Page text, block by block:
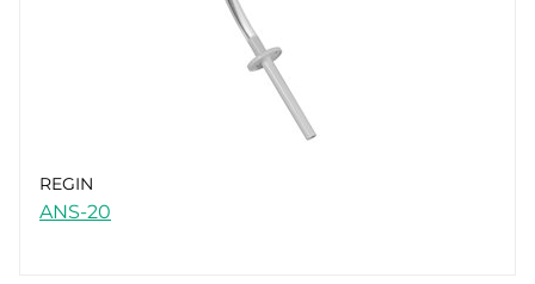
REGIN
ANS-20